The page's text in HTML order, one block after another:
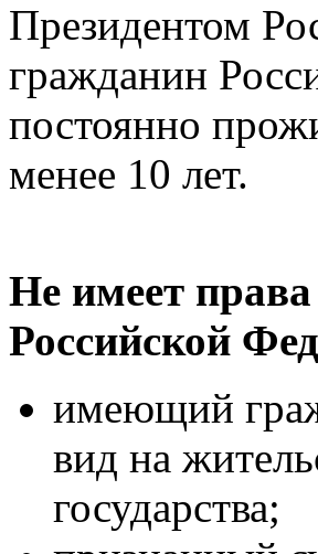
Президентом
гражданин
постоянно
менее 10 лет.
Не имеет
Российской
имеющий
вид на
государства;